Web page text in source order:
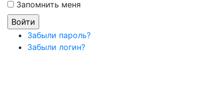
Запомнить меня
Забыли пароль?
Забыли логин?